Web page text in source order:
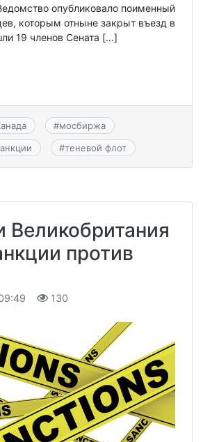
опубликовало поименный
которым отныне закрыт въезд в
19 членов Сената […]
#мосбиржа
#теневой флот
Великобритания
против
130